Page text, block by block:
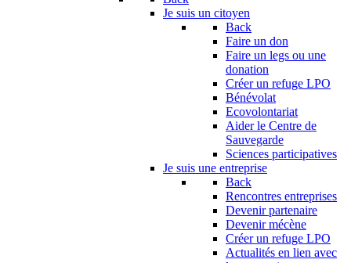
Je suis un citoyen
Back
Faire un don
Faire un legs ou une
donation
Créer un refuge LPO
Bénévolat
Ecovolontariat
Aider le Centre de
Sauvegarde
Sciences participatives
Je suis une entreprise
Back
Rencontres entreprises
Devenir partenaire
Devenir mécène
Créer un refuge LPO
Actualités en lien avec